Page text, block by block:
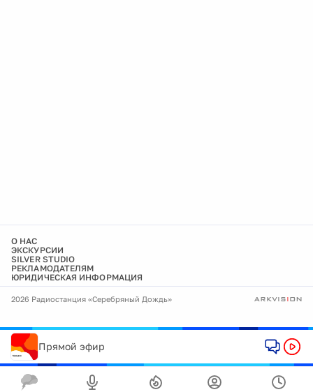
О НАС
ЭКСКУРСИИ
SILVER STUDIO
РЕКЛАМОДАТЕЛЯМ
ЮРИДИЧЕСКАЯ ИНФОРМАЦИЯ
2026 Радиостанция «Серебряный Дождь»
Прямой эфир